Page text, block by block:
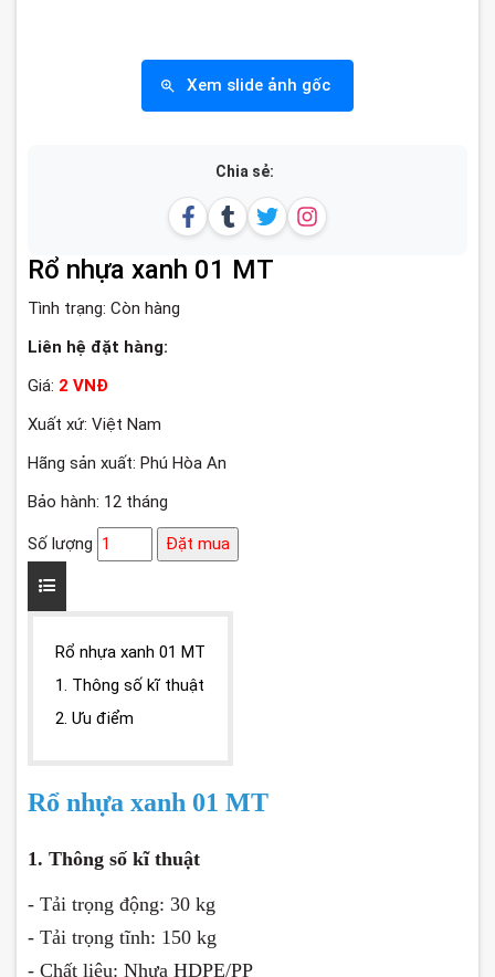
Xem slide ảnh gốc
Chia sẻ:
Rổ nhựa xanh 01 MT
Tình trạng: Còn hàng
Liên hệ đặt hàng:
Giá: 2 VNĐ
Xuất xứ: Việt Nam
Hãng sản xuất: Phú Hòa An
Bảo hành: 12 tháng
Số lượng Đặt mua
Rổ nhựa xanh 01 MT
1. Thông số kĩ thuật
2. Ưu điểm
Rổ nhựa xanh 01 MT
1. Thông số kĩ thuật
- Tải trọng động: 30 kg
- Tải trọng tĩnh: 150 kg
- Chất liệu: Nhựa HDPE/PP